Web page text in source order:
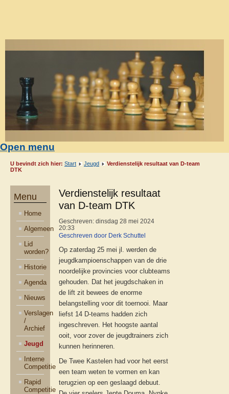
Open menu
U bevindt zich hier: Start Jeugd
Verdienstelijk resultaat van D-team
DTK
Menu
Home
Algemeen
Lid
worden?
Historie
Agenda
Nieuws
Verslagen
/
Archief
Jeugd
Interne
Competitie
Rapid
Competitie
Verdienstelijk resultaat
van D-team DTK
Geschreven: dinsdag 28 mei 2024
20:33
Geschreven door Derk Schuttel
Op zaterdag 25 mei jl. werden de
jeugdkampioenschappen van de drie
noordelijke provincies voor clubteams
gehouden. Dat het jeugdschaken in
de lift zit bewees de enorme
belangstelling voor dit toernooi. Maar
liefst 14 D-teams hadden zich
ingeschreven. Het hoogste aantal
ooit, voor zover de jeugdtrainers zich
kunnen herinneren.
De Twee Kastelen had voor het eerst
een team weten te vormen en kan
terugzien op een geslaagd debuut.